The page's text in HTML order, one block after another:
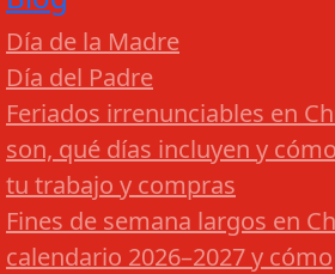
Día de la Madre
Día del Padre
Feriados irrenunciables en
son, qué días incluyen y
tu trabajo y compras
Fines de semana largos en
calendario 2026–2027 y cómo